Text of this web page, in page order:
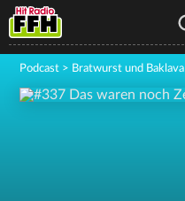
Podcast > Bratwurst und Baklava